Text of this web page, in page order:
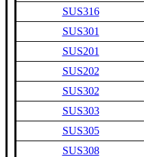
SUS316
SUS301
SUS201
SUS202
SUS302
SUS303
SUS305
SUS308